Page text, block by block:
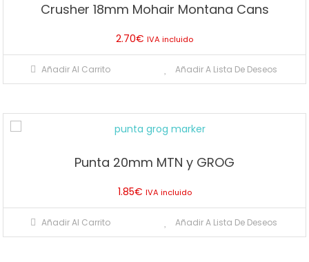
Crusher 18mm Mohair Montana Cans
2.70€ IVA incluido
Añadir Al Carrito Añadir A Lista De Deseos
Punta 20mm MTN y GROG
1.85€ IVA incluido
Añadir Al Carrito Añadir A Lista De Deseos